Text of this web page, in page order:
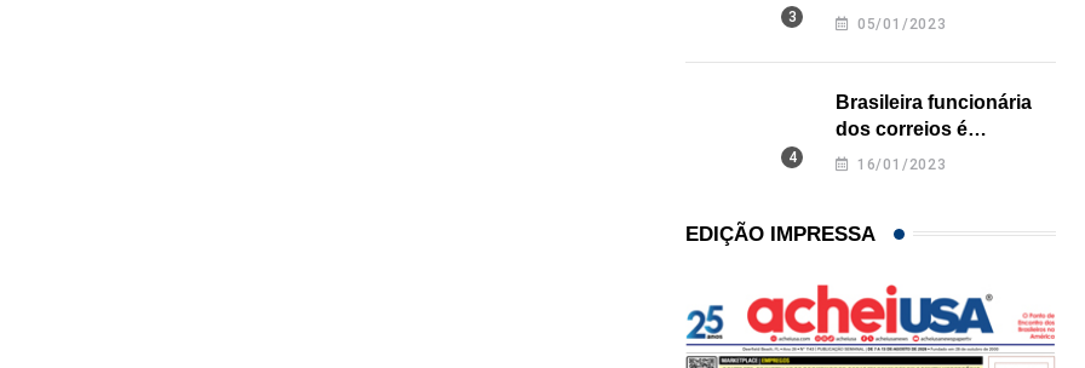
impressas em 3D é
05/01/2023
Brasileira funcionária
dos correios é
assassinada a facadas
16/01/2023
EDIÇÃO IMPRESSA